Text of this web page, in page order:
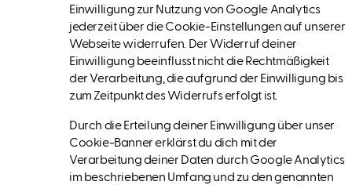
Einwilligung zur Nutzung von Google Analytics
jederzeit über die Cookie-Einstellungen auf unserer
Webseite widerrufen. Der Widerruf deiner
Einwilligung beeinflusst nicht die Rechtmäßigkeit
der Verarbeitung, die aufgrund der Einwilligung bis
zum Zeitpunkt des Widerrufs erfolgt ist.
Durch die Erteilung deiner Einwilligung über unser
Cookie-Banner erklärst du dich mit der
Verarbeitung deiner Daten durch Google Analytics
im beschriebenen Umfang und zu den genannten